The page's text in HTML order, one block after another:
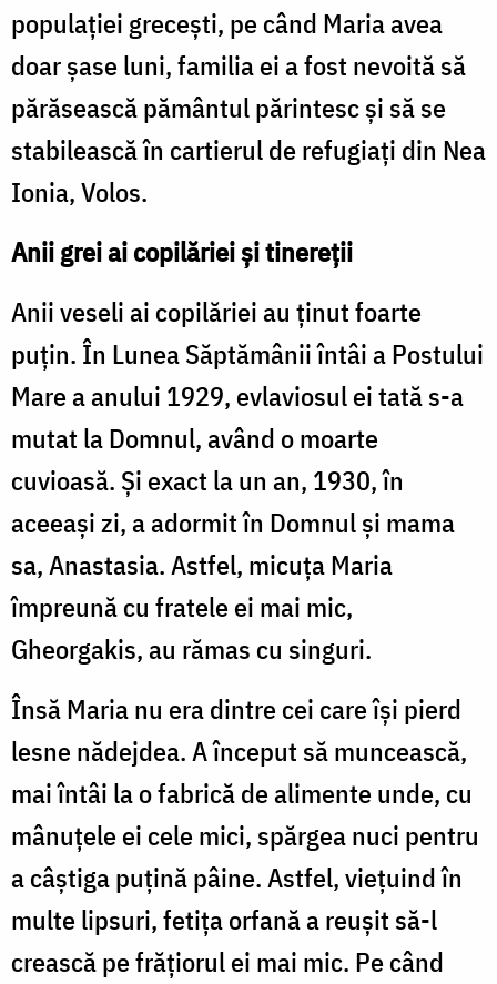
populaţiei greceşti, pe când Maria avea
doar şase luni, familia ei a fost nevoită să
părăsească pământul părintesc şi să se
stabilească în cartierul de refugiaţi din Nea
Ionia, Volos.
Anii grei ai copilăriei și tinereții
Anii veseli ai copilăriei au ţinut foarte
puţin. În Lunea Săptămânii întâi a Postului
Mare a anului 1929, evlaviosul ei tată s-a
mutat la Domnul, având o moarte
cuvioasă. Şi exact la un an, 1930, în
aceeaşi zi, a adormit în Domnul şi mama
sa, Anastasia. Astfel, micuţa Maria
împreună cu fratele ei mai mic,
Gheorgakis, au rămas cu singuri.
Însă Maria nu era dintre cei care îşi pierd
lesne nădejdea. A început să muncească,
mai întâi la o fabrică de alimente unde, cu
mânuţele ei cele mici, spărgea nuci pentru
a câştiga puţină pâine. Astfel, vieţuind în
multe lipsuri, fetiţa orfană a reuşit să-l
crească pe frăţiorul ei mai mic. Pe când